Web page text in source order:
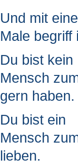
Und mit
Male begriff
Du bist kein
Mensch
gern haben.
Du bist ein
Mensch
lieben.